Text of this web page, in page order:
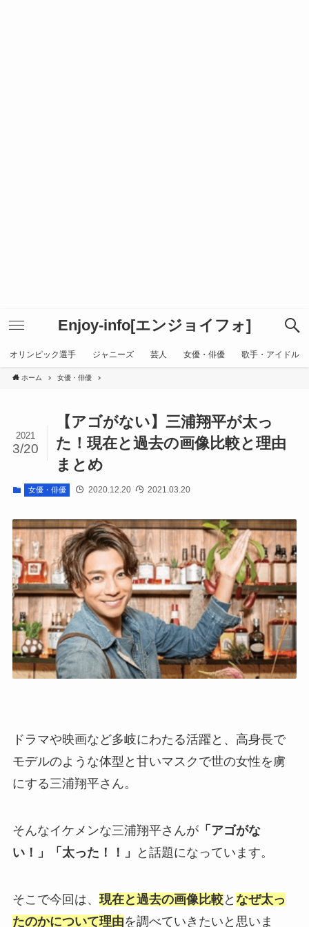
Enjoy-info[エンジョイフォ]
オリンピック選手 ジャニーズ 芸人 女優・俳優 歌手・アイドル
ホーム 女優・俳優
【アゴがない】三浦翔平が太っ
た！現在と過去の画像比較と理由
まとめ
2021
3/20
女優・俳優 2020.12.20 2021.03.20
ドラマや映画など多岐にわたる活躍と、高身長で
モデルのような体型と甘いマスクで世の女性を虜
にする三浦翔平さん。
そんなイケメンな三浦翔平さんが「アゴがな
い！」「太った！！」
と話題になっています。
そこで今回は、 現在と過去の画像比較と なぜ太っ
たのかについて理由を調べていきたいと思いま